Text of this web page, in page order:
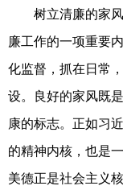
树立清廉的家风
廉工作的一项重要
化监督，抓在日常
设。良好的家风既
康的标志。正如习
的精神内核，也是
美德正是社会主义